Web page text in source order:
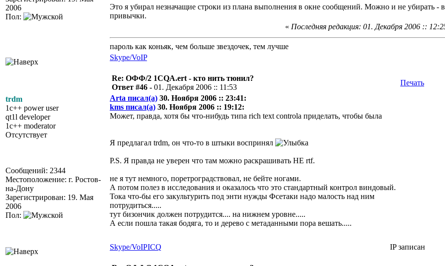
2006
Пол:
Это я убирал незначащие строки из плана выполнения в окне сообщений. Можно и не убирать -
привычки.
« Последняя редакция: 01. Декабря 2006 ::
пароль как коньяк, чем больше звездочек, тем лучше
Skype/VoIP
trdm
1c++ power user
qt1l developer
1c++ moderator
Отсутствует
Сообщений: 2344
Местоположение: г. Ростов-
на-Дону
Зарегистрирован: 19. Мая
2006
Пол:
Re: ОФФ/2 1CQA.ert - кто нить тюнил?
Ответ #46 - 01. Декабря 2006 :: 11:53
Печать
Arta писал(а) 30. Ноября 2006 :: 23:41:
kms писал(а) 30. Ноября 2006 :: 19:12:
Может, правда, хотя бы что-нибудь типа rich text controla приделать, чтобы была
Я предлагал trdm, он что-то в штыки воспринял
P.S. Я правда не уверен что там можно раскрашивать НЕ rtf.
не я тут немного, поретроградствовал, не бейте ногами.
А потом полез в исследования и оказалось что это стандартный контрол виндовый.
Тока что-бы его закультурить под энти нужды Фсетаки надо малость над ним
потрудиться.....
тут бизончик должен потрудится.... на нижнем уровне.....
А если пошла такая бодяга, то и дерево с метаданными пора вешать.....
Skype/VoIPICQ IP записан